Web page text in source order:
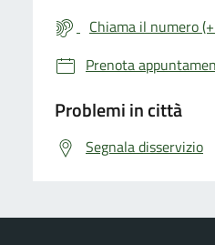
Chiama il numero
Prenota
Problemi in città
Segnala disservizio